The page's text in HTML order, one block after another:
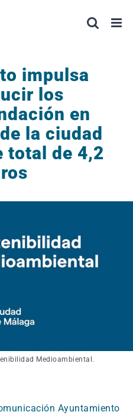
impulsa
los
en
la ciudad
total de 4,2
Medioambiental.
Ayuntamiento